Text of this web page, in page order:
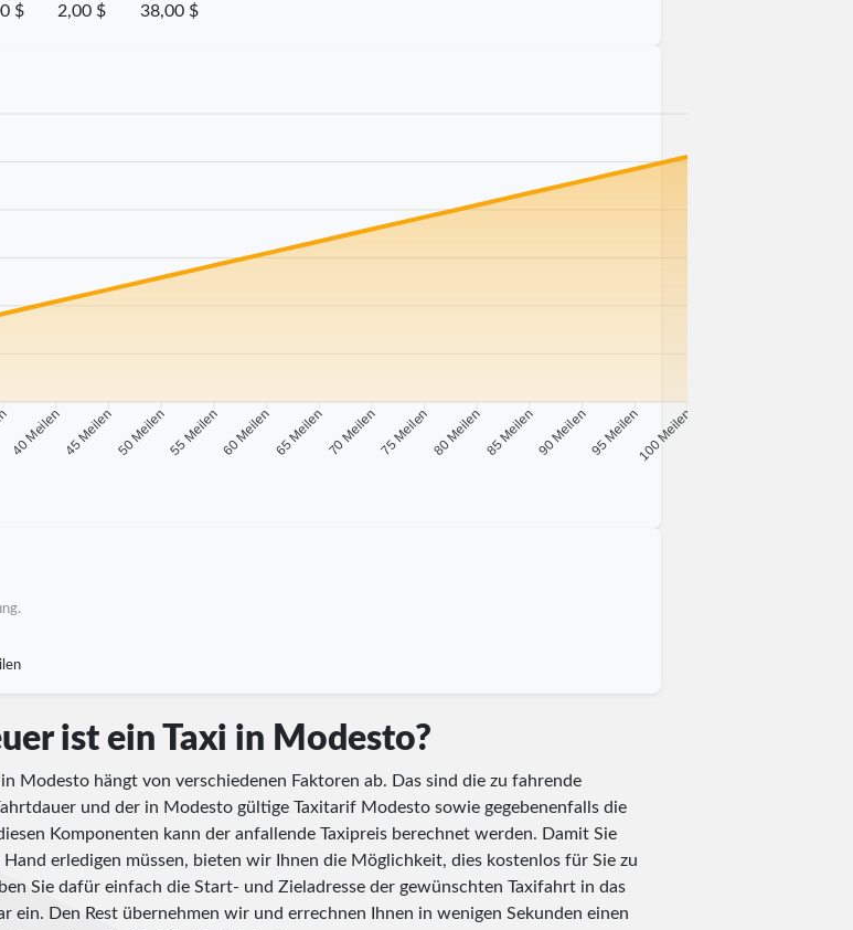
$ 2,00 $ 38,00 $
40 Meilen45 Meilen50 Meilen55 Meilen60 Meilen65 Meilen70 Meilen75 Meilen80 Meilen85 Meilen90 Meilen95 Meilen100 Meilen
ist ein Taxi in Modesto?
in Modesto hängt von verschiedenen Faktoren ab. Das sind die zu fahrende
und der in Modesto gültige Taxitarif Modesto sowie gegebenenfalls die
Komponenten kann der anfallende Taxipreis berechnet werden. Damit Sie
erledigen müssen, bieten wir Ihnen die Möglichkeit, dies kostenlos für Sie zu
Sie dafür einfach die Start- und Zieladresse der gewünschten Taxifahrt in das
ein. Den Rest übernehmen wir und errechnen Ihnen in wenigen Sekunden einen